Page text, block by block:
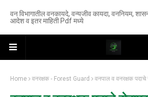
वन विभागातील वनकायदे, वन्यजीव कायदा, वननियम,
आदेश व इतर माहिती Pdf मध्ये
Home वनरक्षक - Forest Guard वनपाल व वनरक्षक